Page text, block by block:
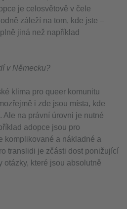
je celosvětově v čele
záleží na tom, kde jste –
jiná než například
v Německu?
klima pro queer komunitu
i zde jsou místa, kde
Ale na právní úrovni je nutné
adopce jsou pro
komplikované a nákladné a
translidi je zčásti dost ponižující
otázky, které jsou absolutně